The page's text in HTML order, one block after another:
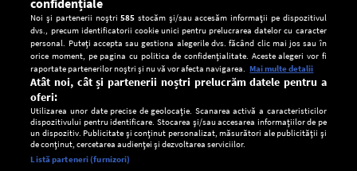
Setări:
Noi și partenerii noștri585 stocăm și/sau accesăm informații pe dispozitivul
dvs., precum identificatorii cookie unici pentru prelucrarea datelor cu caracter
personal. Puteți accepta sau gestiona alegerile dvs. făcând clic mai jos sau în
orice moment, pe pagina cu politica de confidențialitate. Aceste alegeri vor fi
raportate partenerilor noștri și nu vă vor afecta navigarea. Mai multe detalii
Atât noi, cât și partenerii noștri prelucrăm datele pentru a
oferi:
Utilizarea unor date precise de geolocație. Scanarea activă a caracteristicilor
dispozitivului pentru identificare. Stocarea și/sau accesarea informațiilor de pe
un dispozitiv. Publicitate și conținut personalizat, măsurători ale publicității și
de conținut, cercetarea audienței și dezvoltarea serviciilor.
Listă parteneri (furnizori)